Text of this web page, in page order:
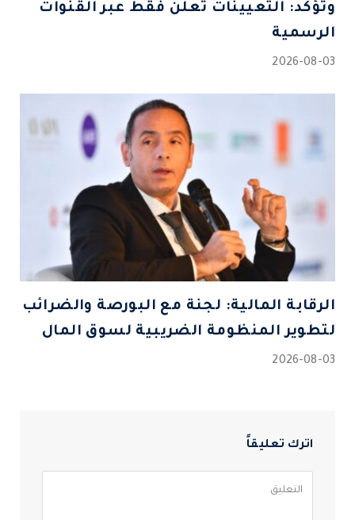
وتؤكد: التعيينات تُعلن فقط عبر القنوات
الرسمية
2026-08-03
الرقابة المالية: لجنة مع البورصة والضرائب
لتطوير المنظومة الضريبية لسوق المال
2026-08-03
اترك تعليقاً